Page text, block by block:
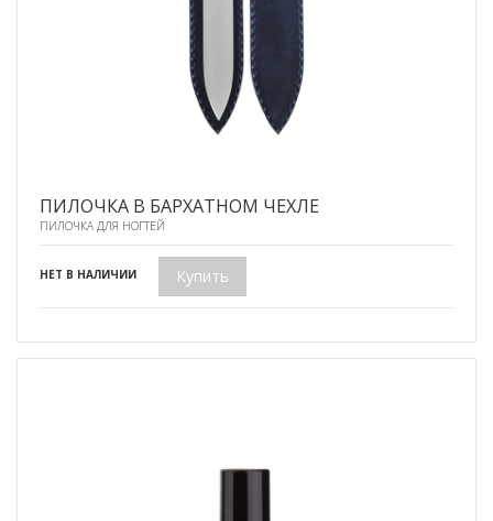
ПИЛОЧКА В БАРХАТНОМ ЧЕХЛЕ
ПИЛОЧКА ДЛЯ НОГТЕЙ
НЕТ В НАЛИЧИИ Купить